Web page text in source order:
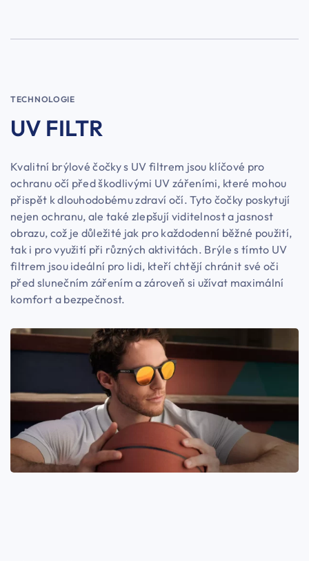
TECHNOLOGIE
UV FILTR
Kvalitní brýlové čočky s UV filtrem jsou klíčové pro
ochranu očí před škodlivými UV zářeními, které mohou
přispět k dlouhodobému zdraví očí. Tyto čočky poskytují
nejen ochranu, ale také zlepšují viditelnost a jasnost
obrazu, což je důležité jak pro každodenní běžné použití,
tak i pro využití při různých aktivitách. Brýle s tímto UV
filtrem jsou ideální pro lidi, kteří chtějí chránit své oči
před slunečním zářením a zároveň si užívat maximální
komfort a bezpečnost.